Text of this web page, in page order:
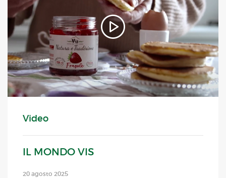
Video
IL MONDO VIS
20 agosto 2025